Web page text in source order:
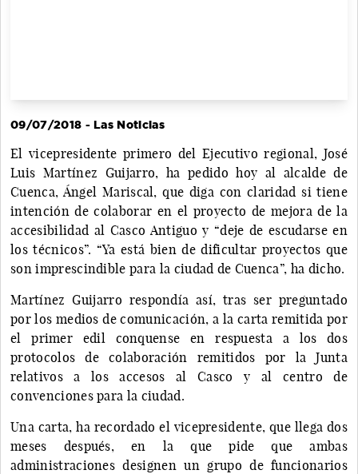
09/07/2018 - Las Noticias
El vicepresidente primero del Ejecutivo regional, José
Luis Martínez Guijarro, ha pedido hoy al alcalde de
Cuenca, Ángel Mariscal, que diga con claridad si tiene
intención de colaborar en el proyecto de mejora de la
accesibilidad al Casco Antiguo y “deje de escudarse en
los técnicos”. “Ya está bien de dificultar proyectos que
son imprescindible para la ciudad de Cuenca”, ha dicho.
Martínez Guijarro respondía así, tras ser preguntado
por los medios de comunicación, a la carta remitida por
el primer edil conquense en respuesta a los dos
protocolos de colaboración remitidos por la Junta
relativos a los accesos al Casco y al centro de
convenciones para la ciudad.
Una carta, ha recordado el vicepresidente, que llega dos
meses después, en la que pide que ambas
administraciones designen un grupo de funcionarios